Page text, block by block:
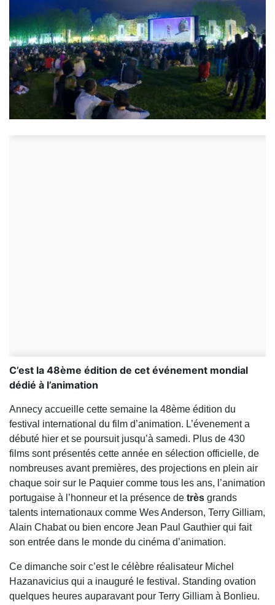
C’est la 48ème édition de cet événement mondial
dédié à l’animation
Annecy accueille cette semaine la 48ème édition du
festival international du film d’animation. L’évenement a
débuté hier et se poursuit jusqu’à samedi. Plus de 430
films sont présentés cette année en sélection officielle, de
nombreuses avant premières, des projections en plein air
chaque soir sur le Paquier comme tous les ans, l’animation
portugaise à l’honneur et la présence de très grands
talents internationaux comme Wes Anderson, Terry Gilliam,
Alain Chabat ou bien encore Jean Paul Gauthier qui fait
son entrée dans le monde du cinéma d’animation.
Ce dimanche soir c’est le célèbre réalisateur Michel
Hazanavicius qui a inauguré le festival. Standing ovation
quelques heures auparavant pour Terry Gilliam à Bonlieu.